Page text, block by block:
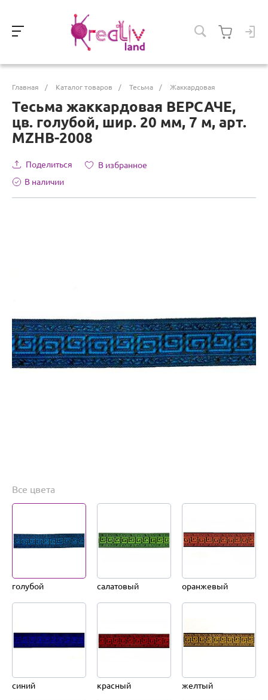
Главная / Каталог товаров / Тесьма / Жаккардовая
Тесьма жаккардовая ВЕРСАЧЕ,
цв. голубой, шир. 20 мм, 7 м, арт.
MZНВ-2008
Поделиться
В избранное
В наличии
Все цвета
голубой салатовый оранжевый
синий красный желтый